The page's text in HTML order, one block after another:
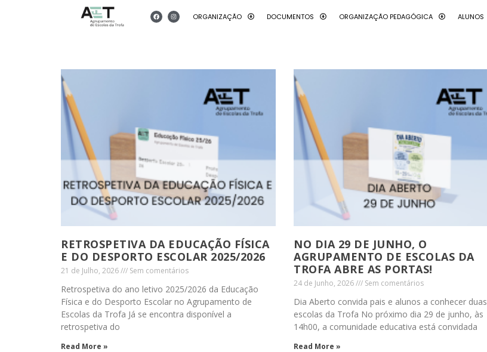
ORGANIZAÇÃO DOCUMENTOS ORGANIZAÇÃO PEDAGÓGICA ALUNOS
RETROSPETIVA DA EDUCAÇÃO FÍSICA
E DO DESPORTO ESCOLAR 2025/2026
21 de Julho, 2026 Sem comentários
Retrospetiva do ano letivo 2025/2026 da Educação
Física e do Desporto Escolar no Agrupamento de
Escolas da Trofa Já se encontra disponível a
retrospetiva do
Read More »
NO DIA 29 DE JUNHO, O
AGRUPAMENTO DE ESCOLAS DA
TROFA ABRE AS PORTAS!
24 de Junho, 2026 Sem comentários
Dia Aberto convida pais e alunos a conhecer duas
escolas da Trofa No próximo dia 29 de junho, às
14h00, a comunidade educativa está convidada
Read More »